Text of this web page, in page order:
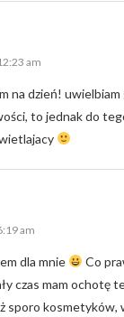
am
na dzień! uwielbiam
to jednak do
am
dla mnie
Co
czas mam
sporo kosmetyków,